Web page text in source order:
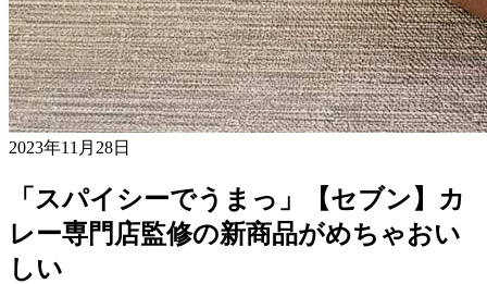
2023年11月28日
「スパイシーでうまっ」【セブン】カ
レー専門店監修の新商品がめちゃおい
しい